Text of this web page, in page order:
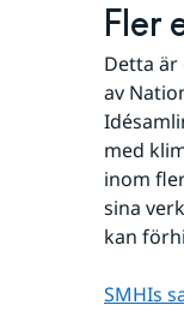
Fler
Detta är
av
med
inom
sina
kan
SMHIs